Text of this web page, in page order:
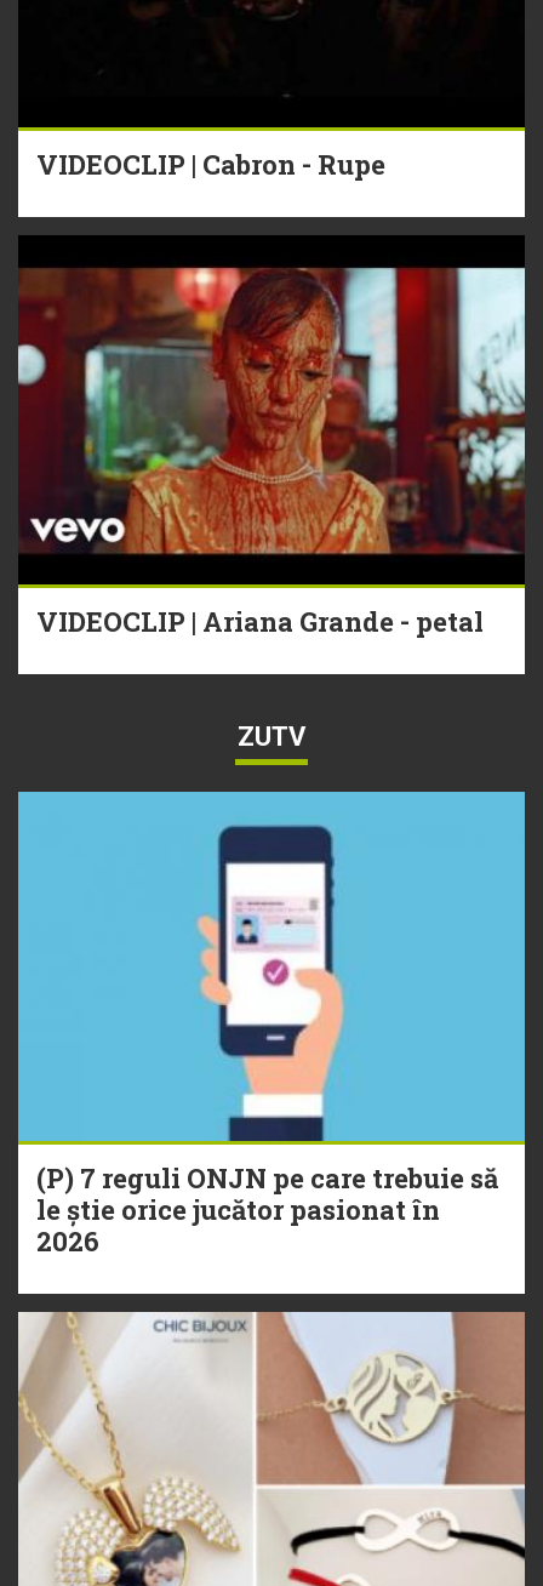
VIDEOCLIP | Cabron - Rupe
VIDEOCLIP | Ariana Grande - petal
ZUTV
(P) 7 reguli ONJN pe care trebuie să
le știe orice jucător pasionat în
2026